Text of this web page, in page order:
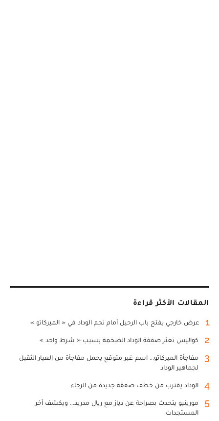
المقالات الأكثر قراءة
1 عرض خارجي يفتح باب الرحيل أمام نجم الوداد في « الميركاتو »
2 كواليس تعثر صفقة الوداد الضخمة بسبب « شرط واحد »
3
مفاجأة الميركاتو... اسم غير متوقع يحمل مفاجأة من العيار الثقيل
لجماهير الوداد
4 الوداد يقترب من خطف صفقة جديدة من الرجاء
5
مورينيو يتحدث بصراحة عن دياز مع ريال مدريد... ويكشف آخر
المستجدات